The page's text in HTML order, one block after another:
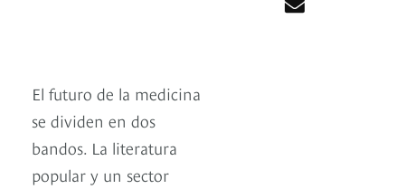
El futuro de la medicina
se dividen en dos
bandos. La literatura
popular y un sector